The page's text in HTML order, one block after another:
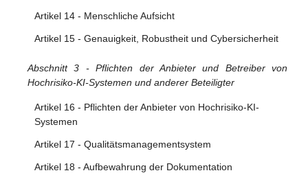
Artikel 14 - Menschliche Aufsicht
Artikel 15 - Genauigkeit, Robustheit und Cybersicherheit
Abschnitt 3 - Pflichten der Anbieter und Betreiber von
Hochrisiko-KI-Systemen und anderer Beteiligter
Artikel 16 - Pflichten der Anbieter von Hochrisiko-KI-
Systemen
Artikel 17 - Qualitätsmanagementsystem
Artikel 18 - Aufbewahrung der Dokumentation